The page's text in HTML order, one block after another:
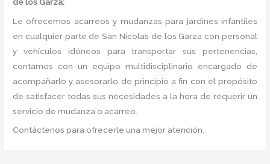
Le ofrecemos acarreos y mudanzas para jardines infantiles
en cualquier parte de San Nicolas de los Garza con personal
y vehículos idóneos para transportar sus pertenencias,
contamos con un equipo multidisciplinario encargado de
acompañarlo y asesorarlo de principio a fin con el propósito
de satisfacer todas sus necesidades a la hora de requerir un
servicio de mudanza o acarreo.
Contáctenos para ofrecerle una mejor atención.